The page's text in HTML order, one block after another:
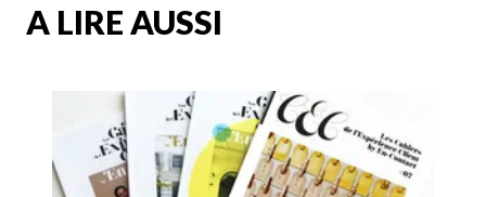
A LIRE AUSSI